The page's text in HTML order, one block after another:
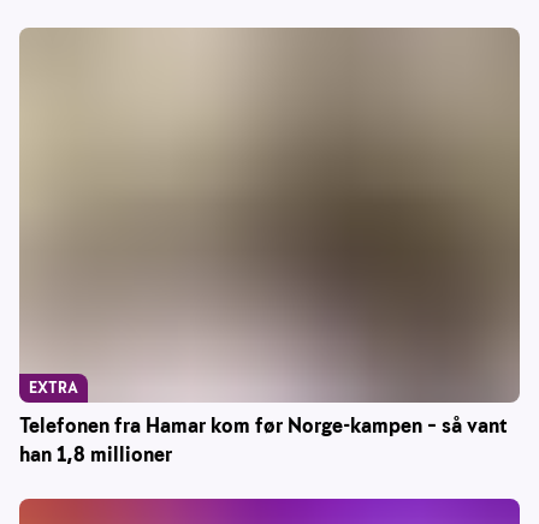
Telefonen fra Hamar kom før Norge-kampen – så vant
han 1,8 millioner
EXTRA